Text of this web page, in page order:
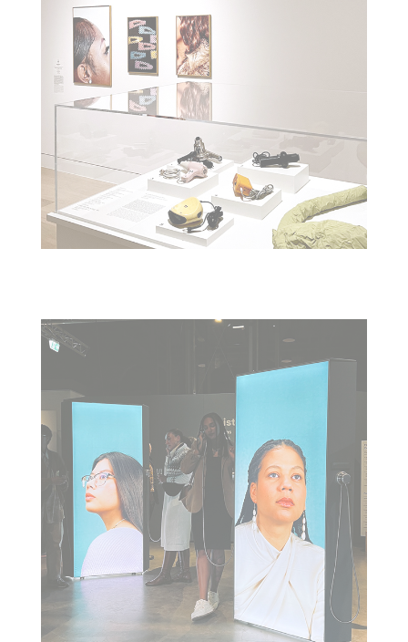
HAIRYTALES : KUNSTPALAST DÜSSELDORF
"DAS IST KOLONIAL" : LWL-MUSEUM ZECHE ZOLLERN